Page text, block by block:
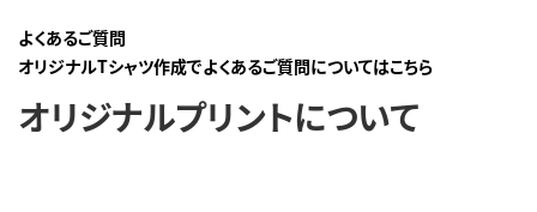
よくあるご質問
オリジナルTシャツ作成でよくあるご質問についてはこちら
オリジナルプリントについて